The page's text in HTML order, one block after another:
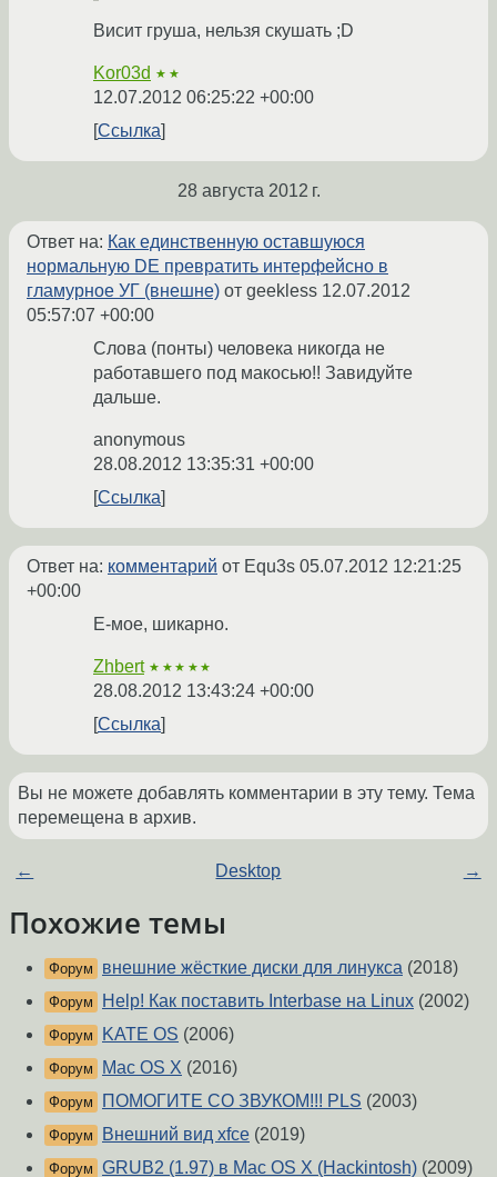
Висит груша, нельзя скушать ;D
Kor03d ★★
12.07.2012 06:25:22 +00:00
Ссылка
28 августа 2012 г.
Ответ на: Как единственную оставшуюся
нормальную DE превратить интерфейсно в
гламурное УГ (внешне) от geekless 12.07.2012
05:57:07 +00:00
Слова (понты) человека никогда не
работавшего под макосью!! Завидуйте
дальше.
anonymous
28.08.2012 13:35:31 +00:00
Ссылка
Ответ на: комментарий от Equ3s 05.07.2012 12:21:25
+00:00
Е-мое, шикарно.
Zhbert ★★★★★
28.08.2012 13:43:24 +00:00
Ссылка
Вы не можете добавлять комментарии в эту тему. Тема
перемещена в архив.
← Desktop →
Похожие темы
Форум внешние жёсткие диски для линукса (2018)
Форум Help! Как поставить Interbase на Linux (2002)
Форум KATE OS (2006)
Форум Mac OS X (2016)
Форум ПОМОГИТЕ СО ЗВУКОМ!!! PLS (2003)
Форум Внешний вид xfce (2019)
Форум GRUB2 (1.97) в Mac OS X (Hackintosh) (2009)